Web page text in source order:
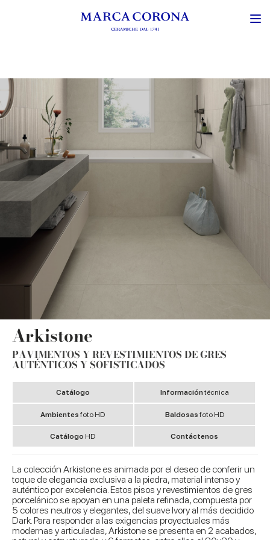
Arkistone
PAVIMENTOS Y REVESTIMIENTOS DE GRES
AUTÉNTICOS Y SOFISTICADOS
Catálogo Informacióntécnica
Ambientesfoto HD Baldosas foto HD
Catálogo HD Contáctenos
La colección Arkistone es animada por el deseo de conferir un
toque de elegancia exclusiva a la piedra, material intenso y
auténtico por excelencia. Estos pisos y revestimientos de gres
porcelánico se apoyan en una paleta refinada, compuesta por
5 colores neutros y elegantes, del suave Ivory al más decidido
Dark. Para responder a las exigencias proyectuales más
modernas y articuladas, Arkistone se presenta en 2 acabados,